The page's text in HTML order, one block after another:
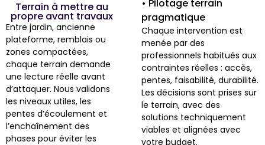
Terrain à mettre au
propre avant travaux
Entre jardin, ancienne
plateforme, remblais ou
zones compactées,
chaque terrain demande
une lecture réelle avant
d’attaquer. Nous validons
les niveaux utiles, les
pentes d’écoulement et
l’enchaînement des
phases pour éviter les
• Pilotage terrain
pragmatique
Chaque intervention est
menée par des
professionnels habitués aux
contraintes réelles : accès,
pentes, faisabilité, durabilité.
Les décisions sont prises sur
le terrain, avec des
solutions techniquement
viables et alignées avec
votre budget.